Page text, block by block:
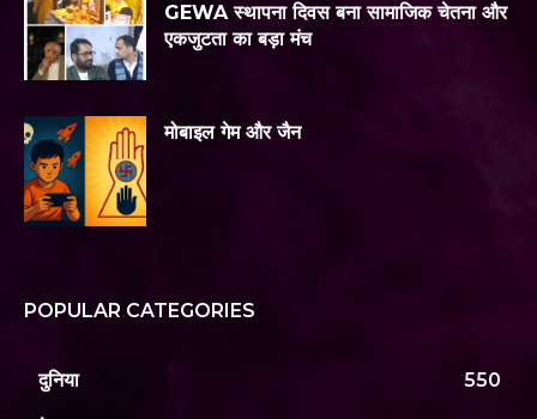
GEWA स्थापना दिवस बना सामाजिक चेतना और
एकजुटता का बड़ा मंच
मोबाइल गेम और जैन
POPULAR CATEGORIES
दुनिया 550